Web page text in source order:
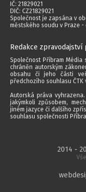
IČ: 21829021
DIČ: CZ21829021
Společnost je zapsána v
městského soudu v Praze -
Redakce
Společnost Příbram Média
chráněn autorským
obsahu či jeho části
předchozího souhlasu ČTK
Autorská práva
jakýmkoli způsobem,
jiném jazyce či dalšího
souhlasu společnosti
2014 -